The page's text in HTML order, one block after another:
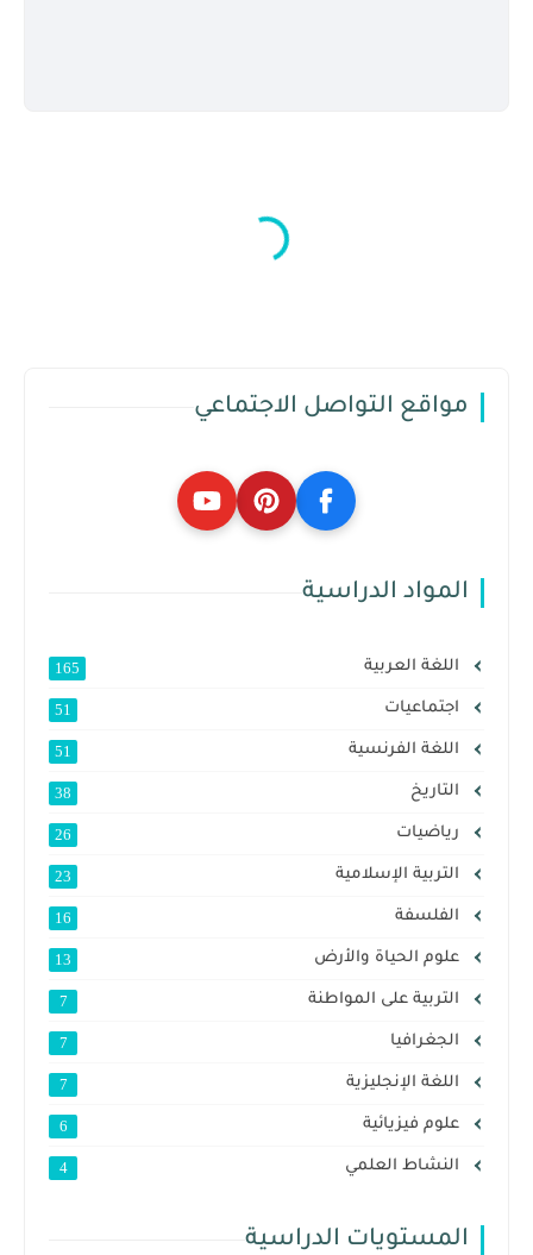
مواقع التواصل الاجتماعي
المواد الدراسية
اللغة العربية 165
اجتماعيات 51
اللغة الفرنسية 51
التاريخ 38
رياضيات 26
التربية الإسلامية 23
الفلسفة 16
علوم الحياة والأرض 13
التربية على المواطنة 7
الجغرافيا 7
اللغة الإنجليزية 7
علوم فيزيائية 6
النشاط العلمي 4
المستويات الدراسية